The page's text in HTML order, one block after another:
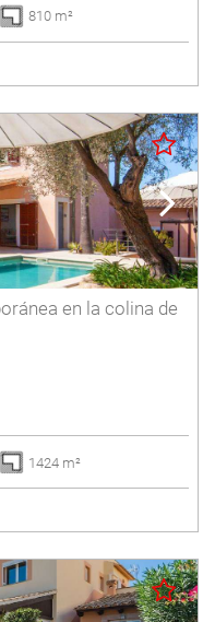
810 m²
en la colina de
1424 m²